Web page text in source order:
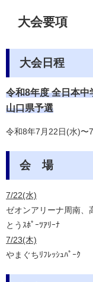
大会要項
大会日程
令和8年度 全日本中
山口県予選
令和8年7月22日(水)〜
会 場
7/22(水)
ゼオンアリーナ周南、
とうｽﾎﾟｰﾂｱﾘｰﾅ
7/23(木)
やまぐちﾘﾌﾚｯｼｭﾊﾟｰｸ